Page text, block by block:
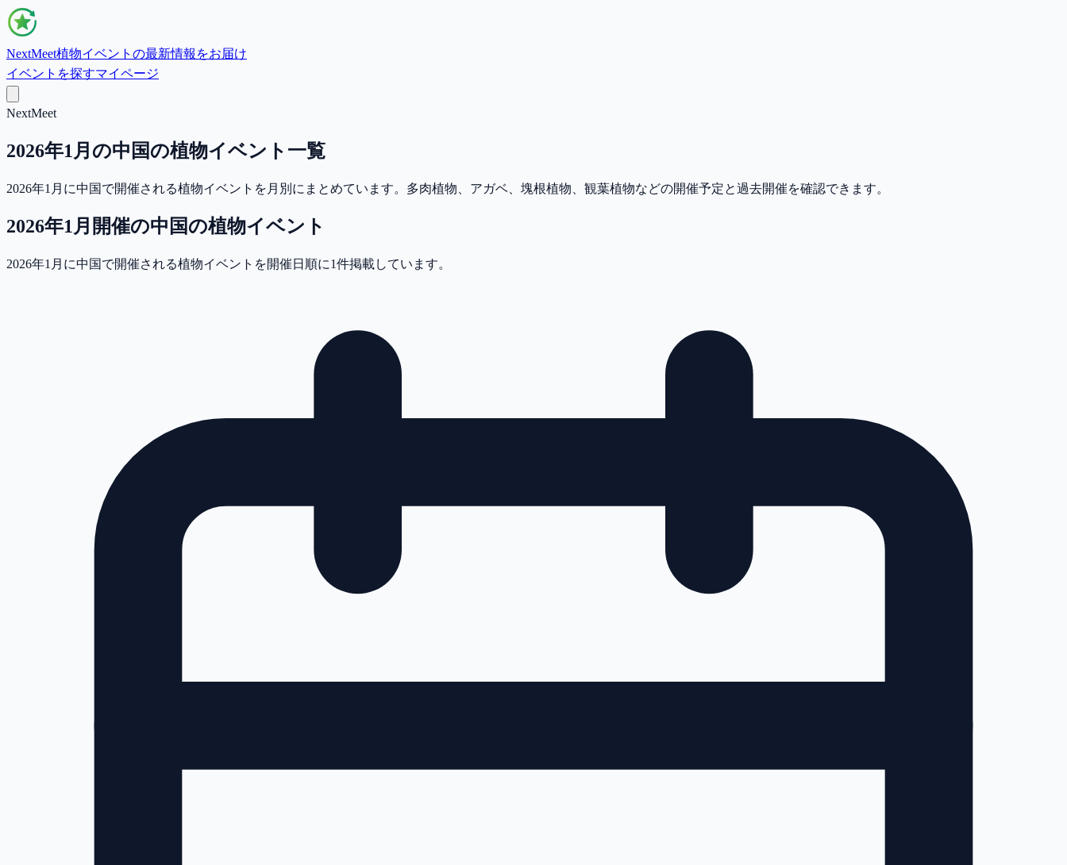
NextMeet植物イベントの最新情報をお届け
イベントを探すマイページ
NextMeet
2026年1月の中国の植物イベント一覧
2026年1月に中国で開催される植物イベントを月別にまとめています。多肉植物、アガベ、塊根植物、観葉植物などの開催予定と過去開催を確認できます。
2026年1月 開催の中国の植物イベント
2026年1月に中国で開催される植物イベントを開催日順に1件掲載しています。